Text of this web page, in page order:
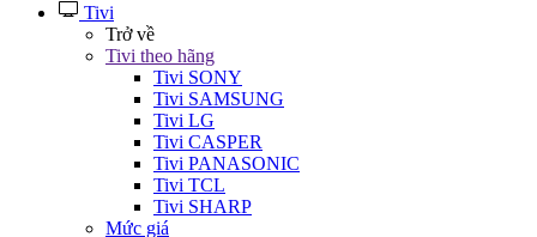
Tivi
Trở về
Tivi theo hãng
Tivi SONY
Tivi SAMSUNG
Tivi LG
Tivi CASPER
Tivi PANASONIC
Tivi TCL
Tivi SHARP
Mức giá